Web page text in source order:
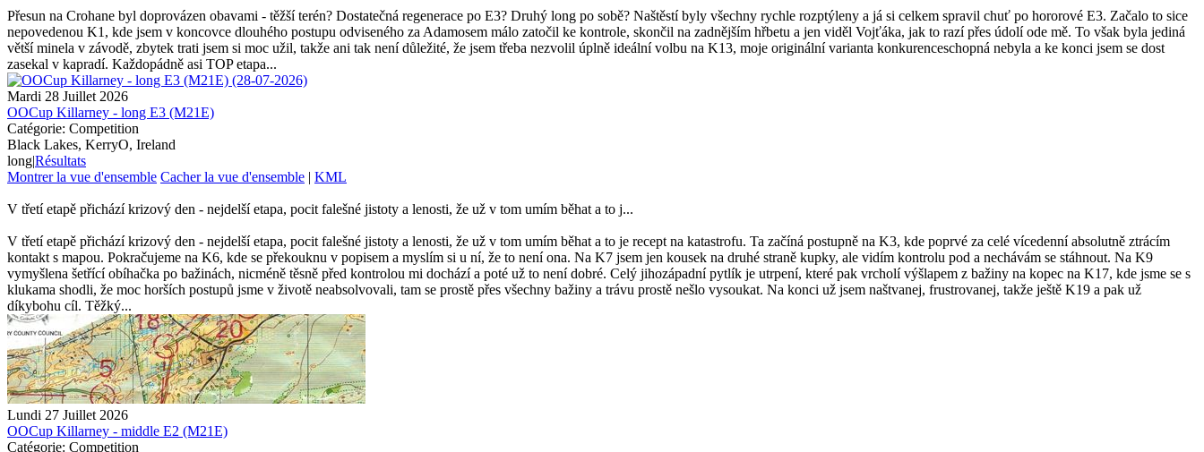
Přesun na Crohane byl doprovázen obavami - těžší terén? Dostatečná regenerace po E3? Druhý long po sobě? Naštěstí byly všechny rychle rozptýleny a já si celkem spravil chuť po hororové E3. Začalo to sice
nepovedenou K1, kde jsem v koncovce dlouhého postupu odviseného za Adamosem málo zatočil ke kontrole, skončil na zadnějším hřbetu a jen viděl Vojťáka, jak to razí přes údolí ode mě. To však byla jediná
větší minela v závodě, zbytek trati jsem si moc užil, takže ani tak není důležité, že jsem třeba nezvolil úplně ideální volbu na K13, moje originální varianta konkurenceschopná nebyla a ke konci jsem se dost
zasekal v kapradí. Každopádně asi TOP etapa...
Mardi 28 Juillet 2026
OOCup Killarney - long E3 (M21E)
Catégorie: Competition
Black Lakes, KerryO, Ireland
long|Résultats
Montrer la vue d'ensemble Cacher la vue d'ensemble | KML
V třetí etapě přichází krizový den - nejdelší etapa, pocit falešné jistoty a lenosti, že už v tom umím běhat a to j...
V třetí etapě přichází krizový den - nejdelší etapa, pocit falešné jistoty a lenosti, že už v tom umím běhat a to je recept na katastrofu. Ta začíná postupně na K3, kde poprvé za celé vícedenní absolutně ztrácím
kontakt s mapou. Pokračujeme na K6, kde se překouknu v popisem a myslím si u ní, že to není ona. Na K7 jsem jen kousek na druhé straně kupky, ale vidím kontrolu pod a nechávám se stáhnout. Na K9
vymyšlena šetřící obíhačka po bažinách, nicméně těsně před kontrolou mi dochází a poté už to není dobré. Celý jihozápadní pytlík je utrpení, které pak vrcholí výšlapem z bažiny na kopec na K17, kde jsme se s
klukama shodli, že moc horších postupů jsme v životě neabsolvovali, tam se prostě přes všechny bažiny a trávu prostě nešlo vysoukat. Na konci už jsem naštvanej, frustrovanej, takže ještě K19 a pak už
díkybohu cíl. Těžký...
Lundi 27 Juillet 2026
OOCup Killarney - middle E2 (M21E)
Catégorie: Competition